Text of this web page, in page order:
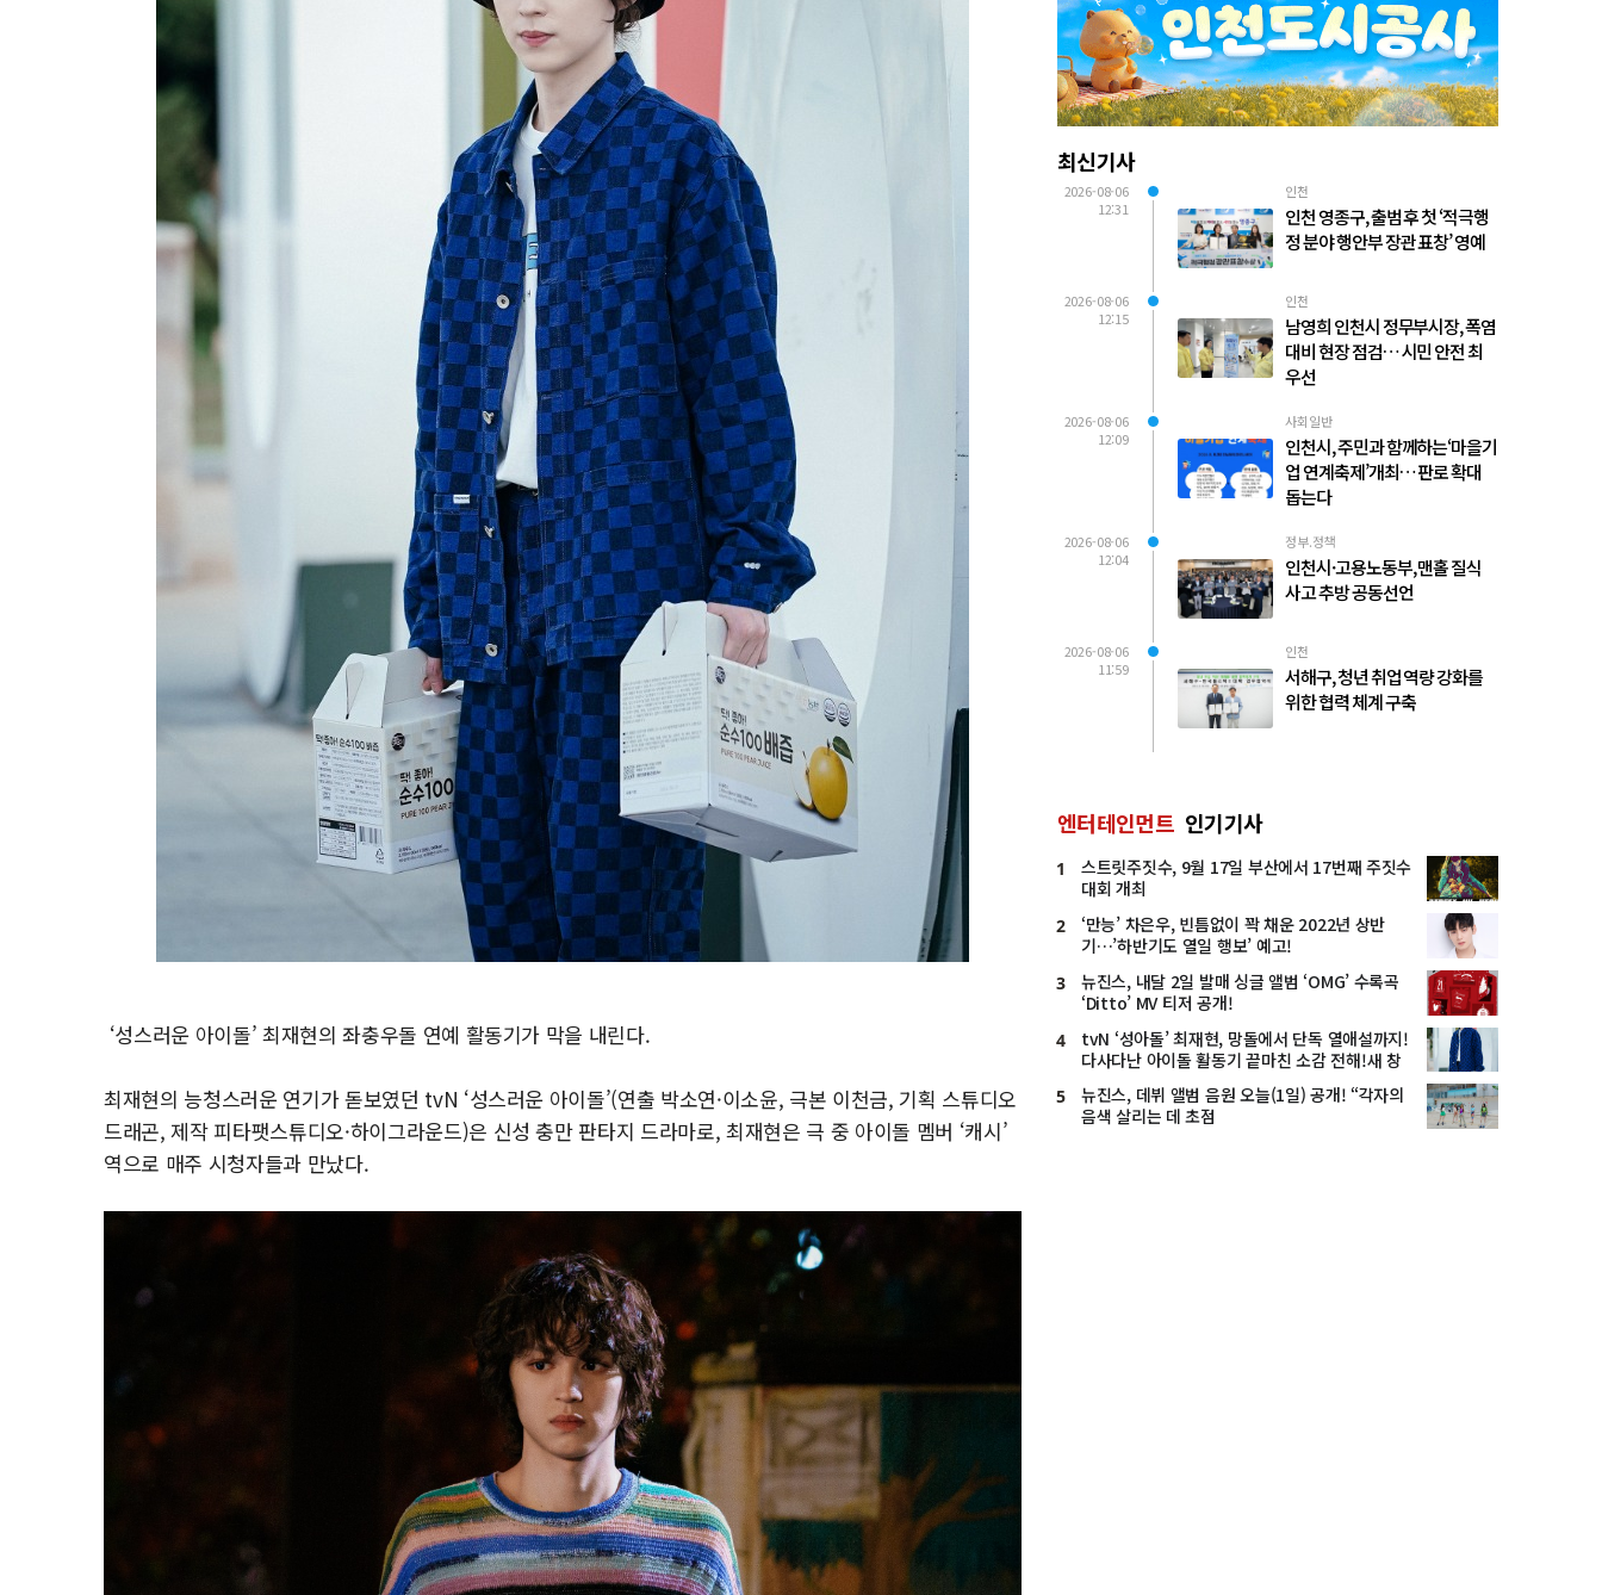
‘성스러운 아이돌’ 최재현의 좌충우돌 연예 활동기가 막을 내린다.
최재현의 능청스러운 연기가 돋보였던 tvN ‘성스러운 아이돌’(연출 박소연·이소윤, 극본 이천금, 기획 스튜디오
드래곤, 제작 피타팻스튜디오·하이그라운드)은 신성 충만 판타지 드라마로, 최재현은 극 중 아이돌 멤버 ‘캐시’
역으로 매주 시청자들과 만났다.
최신기사
2026-08-06
12:31
인천
인천 영종구, 출범 후 첫 ‘적극행
정 분야 행안부 장관 표창’ 영예
2026-08-06
12:15
인천
남영희 인천시 정무부시장, 폭염
대비 현장 점검… 시민 안전 최
우선
2026-08-06
12:09
사회일반
인천시, 주민과 함께하는‘마을기
업 연계축제’개최… 판로 확대
돕는다
2026-08-06
12:04
정부.정책
인천시·고용노동부, 맨홀 질식
사고 추방 공동선언
2026-08-06
11:59
인천
서해구, 청년 취업 역량 강화를
위한 협력 체계 구축
엔터테인먼트 인기기사
1
스트릿주짓수, 9월 17일 부산에서 17번째 주짓수
대회 개최
2
‘만능’ 차은우, 빈틈없이 꽉 채운 2022년 상반
기…’하반기도 열일 행보’ 예고!
3
뉴진스, 내달 2일 발매 싱글 앨범 ‘OMG’ 수록곡
‘Ditto’ MV 티저 공개!
4
tvN ‘성아돌’ 최재현, 망돌에서 단독 열애설까지!
다사다난 아이돌 활동기 끝마친 소감 전해!새 창
5
뉴진스, 데뷔 앨범 음원 오늘(1일) 공개! “각자의
음색 살리는 데 초점